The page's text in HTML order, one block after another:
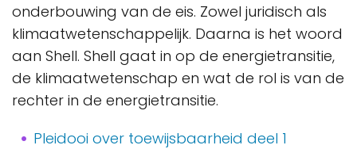
onderbouwing van de eis. Zowel juridisch als
klimaatwetenschappelijk. Daarna is het woord
aan Shell. Shell gaat in op de energietransitie,
de klimaatwetenschap en wat de rol is van de
rechter in de energietransitie.
Pleidooi over toewijsbaarheid deel 1